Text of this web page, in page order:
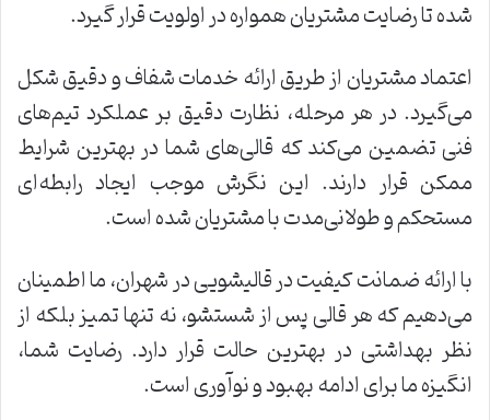
شده تا رضایت مشتریان همواره در اولویت قرار گیرد.
اعتماد مشتریان از طریق ارائه خدمات شفاف و دقیق شکل
می‌گیرد. در هر مرحله، نظارت دقیق بر عملکرد تیم‌های
فنی تضمین می‌کند که قالی‌های شما در بهترین شرایط
ممکن قرار دارند. این نگرش موجب ایجاد رابطه‌ای
مستحکم و طولانی‌مدت با مشتریان شده است.
با ارائه ضمانت کیفیت در قالیشویی در شهران، ما اطمینان
می‌دهیم که هر قالی پس از شستشو، نه تنها تمیز بلکه از
نظر بهداشتی در بهترین حالت قرار دارد. رضایت شما،
انگیزه ما برای ادامه بهبود و نوآوری است.